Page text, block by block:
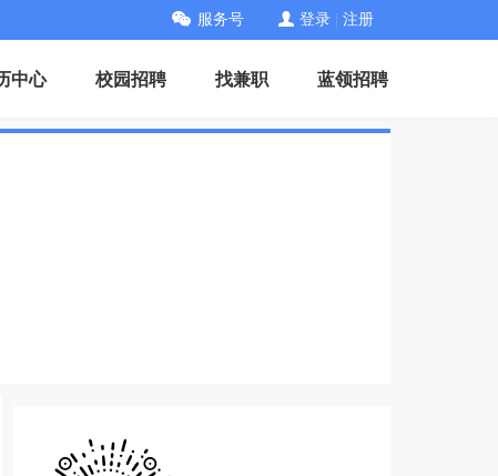
服务号 登录 注册
中心 校园招聘 找兼职 蓝领招聘